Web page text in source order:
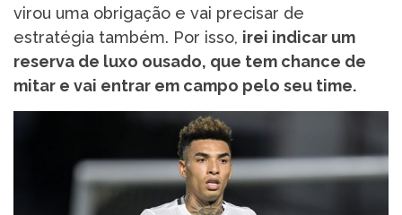
virou uma obrigação e vai precisar de
estratégia também. Por isso, irei indicar um
reserva de luxo ousado, que tem chance de
mitar e vai entrar em campo pelo seu time.